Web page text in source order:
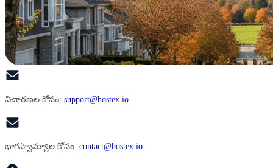
విచారణల కోసం: support@hostex.io
భాగస్వామ్యాల కోసం: contact@hostex.io